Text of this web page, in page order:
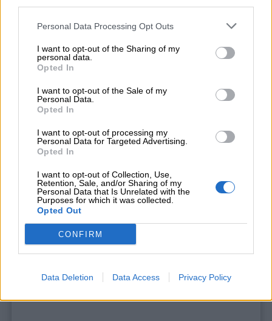
Personal Data Processing Opt Outs
I want to opt-out of the Sharing of my
personal data.
Opted In
I want to opt-out of the Sale of my
Personal Data.
Opted In
I want to opt-out of processing my
Personal Data for Targeted Advertising.
Opted In
I want to opt-out of Collection, Use,
Retention, Sale, and/or Sharing of my
Personal Data that Is Unrelated with the
Purposes for which it was collected.
Opted Out
CONFIRM
Data Deletion Data Access Privacy Policy
Ten Framenon è il supporto ideale
perché non rappresenta i numeri in modo
lineare, ma su due righe. Questo potrebbe
causare confusione ai bambini e generare
modi diversi di visualizzare una stessa
quantità. Vi consigliamo di cominciare con
la linea dei numeri e solo in seguito
trasporre questa attività sul Ten Frame.